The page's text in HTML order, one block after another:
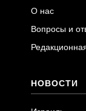
О нас
Вопросы и
НОВОСТИ